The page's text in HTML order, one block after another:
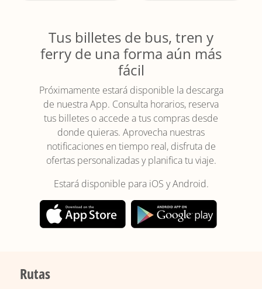
Tus billetes de bus, tren y
ferry de una forma aún más
fácil
Próximamente estará disponible la descarga
de nuestra App. Consulta horarios, reserva
tus billetes o accede a tus compras desde
donde quieras. Aprovecha nuestras
notificaciones en tiempo real, disfruta de
ofertas personalizadas y planifica tu viaje.
Estará disponible para iOS y Android.
Rutas